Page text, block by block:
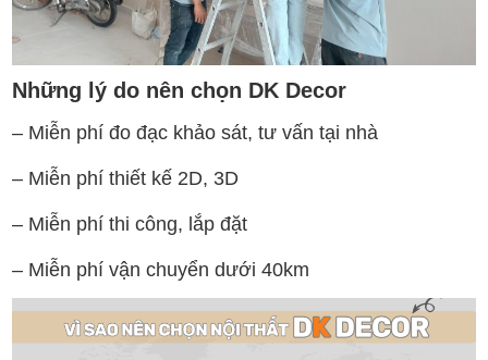
Những lý do nên chọn DK Decor
– Miễn phí đo đạc khảo sát, tư vấn tại nhà
– Miễn phí thiết kế 2D, 3D
– Miễn phí thi công, lắp đặt
– Miễn phí vận chuyển dưới 40km